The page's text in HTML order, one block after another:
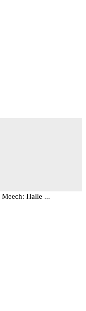
Meech: Halle ...